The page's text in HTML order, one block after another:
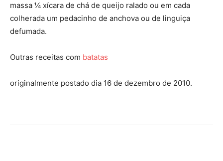
massa ¼ xícara de chá de queijo ralado ou em cada
colherada um pedacinho de anchova ou de linguiça
defumada.
Outras receitas com batatas
originalmente postado dia 16 de dezembro de 2010.